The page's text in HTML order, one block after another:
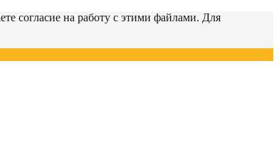
согласие на работу с этими файлами. Для